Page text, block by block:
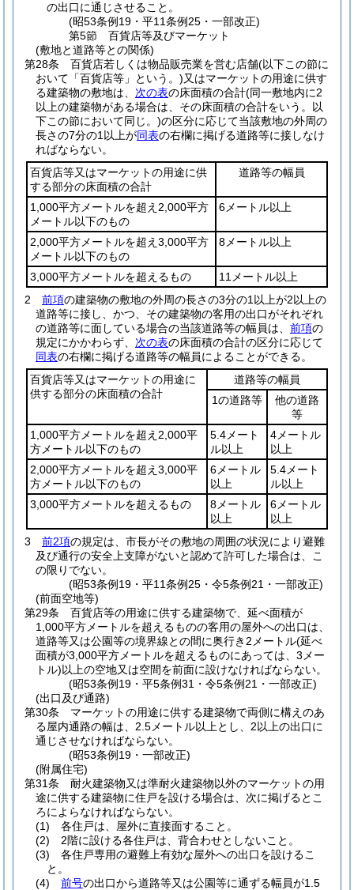
の出口に通じさせること。
(昭53条例19・平11条例25・一部改正)
第5節
百貨店等及びマーケット
(敷地と道路等との関係)
第28条
百貨店若しくは物品販売業を営む店舗(以下この節に
おいて「百貨店等」という。)又はマーケットの用途に供す
る建築物の敷地は、 次の表の床面積の合計(同一敷地内に2
以上の建築物がある場合は、その床面積の合計をいう。以
下この節において同じ。)の区分に応じて当該敷地の外周の
長さの7分の1以上が同表の右欄に掲げる道路等に接しなけ
ればならない。
百貨店等又はマーケットの用途に供
する部分の床面積の合計
道路等の幅員
1,000平方メートルを超え2,000平方
メートル以下のもの
6メートル以上
2,000平方メートルを超え3,000平方
メートル以下のもの
8メートル以上
3,000平方メートルを超えるもの
11メートル以上
2
前項の建築物の敷地の外周の長さの3分の1以上が2以上の
道路等に接し、かつ、その建築物の客用の出口がそれぞれ
の道路等に面している場合の当該道路等の幅員は、 前項の
規定にかかわらず、 次の表の床面積の合計の区分に応じて
同表の右欄に掲げる道路等の幅員によることができる。
百貨店等又はマーケットの用途に
供する部分の床面積の合計
道路等の幅員
1の道路等
他の道路
等
1,000平方メートルを超え2,000平
方メートル以下のもの
5.4メート
ル以上
4メートル
以上
2,000平方メートルを超え3,000平
方メートル以下のもの
6メートル
以上
5.4メート
ル以上
3,000平方メートルを超えるもの
8メートル
以上
6メートル
以上
3
前2項の規定は、市長がその敷地の周囲の状況により避難
及び通行の安全上支障がないと認めて許可した場合は、こ
の限りでない。
(昭53条例19・平11条例25・令5条例21・一部改正)
(前面空地等)
第29条
百貨店等の用途に供する建築物で、延べ面積が
1,000平方メートルを超えるものの客用の屋外への出口は、
道路等又は公園等の境界線との間に奥行き2メートル(延べ
面積が3,000平方メートルを超えるものにあっては、3メー
トル)以上の空地又は空間を前面に設けなければならない。
(昭53条例19・平5条例31・令5条例21・一部改正)
(出口及び通路)
第30条
マーケットの用途に供する建築物で両側に構えのあ
る屋内通路の幅は、2.5メートル以上とし、2以上の出口に
通じさせなければならない。
(昭53条例19・一部改正)
(附属住宅)
第31条
耐火建築物又は準耐火建築物以外のマーケットの用
途に供する建築物に住戸を設ける場合は、次に掲げるとこ
ろによらなければならない。
(1)
各住戸は、屋外に直接面すること。
(2)
2階に設ける各住戸は、背合わせとしないこと。
(3)
各住戸専用の避難上有効な屋外への出口を設けるこ
と。
(4)
前号の出口から道路等又は公園等に通ずる幅員が1.5